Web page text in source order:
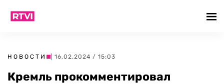
НОВОСТИ | 16.02.2024 / 15:03
Кремль прокомментировал